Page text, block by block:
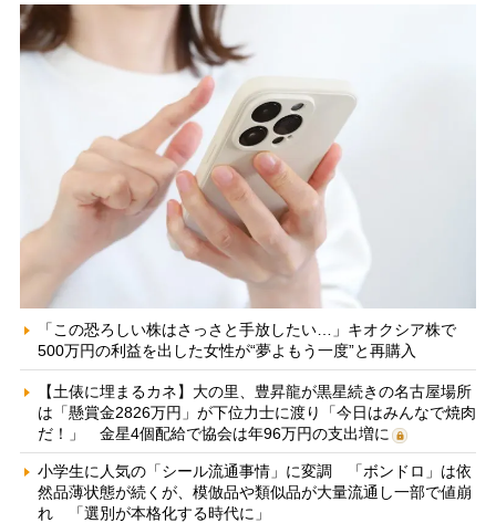
「この恐ろしい株はさっさと手放したい…」キオクシア株で
500万円の利益を出した女性が“夢よもう一度”と再購入
【土俵に埋まるカネ】大の里、豊昇龍が黒星続きの名古屋場所
は「懸賞金2826万円」が下位力士に渡り「今日はみんなで焼肉
だ！」 金星4個配給で協会は年96万円の支出増に
小学生に人気の「シール流通事情」に変調 「ボンドロ」は依
然品薄状態が続くが、模倣品や類似品が大量流通し一部で値崩
れ 「選別が本格化する時代に」